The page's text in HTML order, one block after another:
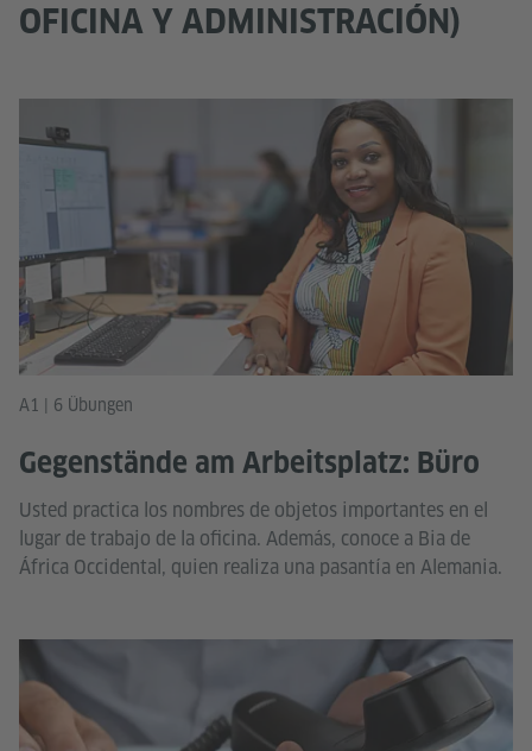
OFICINA Y ADMINISTRACIÓN)
A1 | 6 Übungen
Gegenstände am Arbeitsplatz: Büro
Usted practica los nombres de objetos importantes en el
lugar de trabajo de la oficina. Además, conoce a Bia de
África Occidental, quien realiza una pasantía en Alemania.